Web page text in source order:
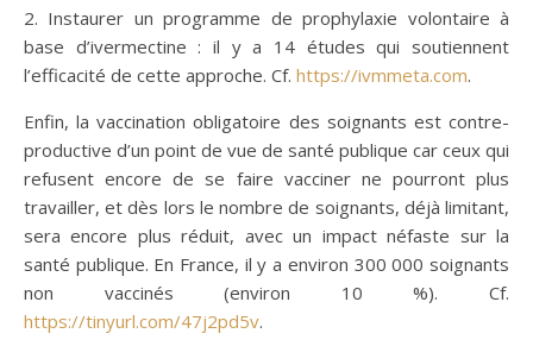
2. Instaurer un programme de prophylaxie volontaire à
base d’ivermectine : il y a 14 études qui soutiennent
l’efficacité de cette approche. Cf. https://ivmmeta.com.
Enfin, la vaccination obligatoire des soignants est contre-
productive d’un point de vue de santé publique car ceux qui
refusent encore de se faire vacciner ne pourront plus
travailler, et dès lors le nombre de soignants, déjà limitant,
sera encore plus réduit, avec un impact néfaste sur la
santé publique. En France, il y a environ 300 000 soignants
non vaccinés (environ 10 %). Cf.
https://tinyurl.com/47j2pd5v.